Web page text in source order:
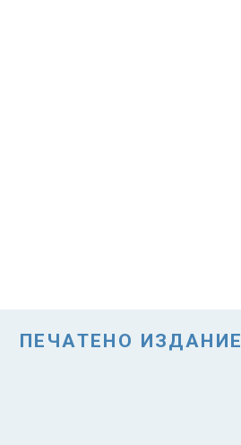
ПЕЧАТЕНО ИЗДАНИЕ